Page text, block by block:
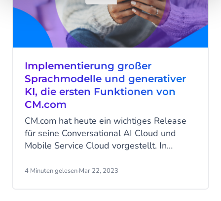
Implementierung großer
Sprachmodelle und generativer
KI, die ersten Funktionen von
CM.com
CM.com hat heute ein wichtiges Release
für seine Conversational AI Cloud und
Mobile Service Cloud vorgestellt. In
wir generative KI für die Generierung von
4 Minuten gelesen·Mar 22, 2023